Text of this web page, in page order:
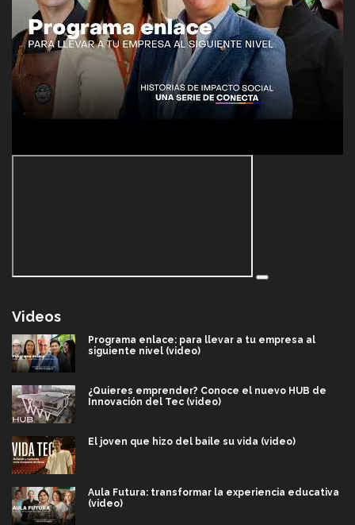
Videos
Programa enlace: para llevar a tu empresa al
siguiente nivel (video)
¿Quieres emprender? Conoce el nuevo HUB de
Innovación del Tec (video)
El joven que hizo del baile su vida (video)
Aula Futura: transformar la experiencia educativa
(video)